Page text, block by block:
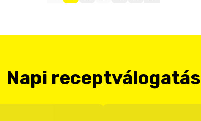
Napi receptválogatás